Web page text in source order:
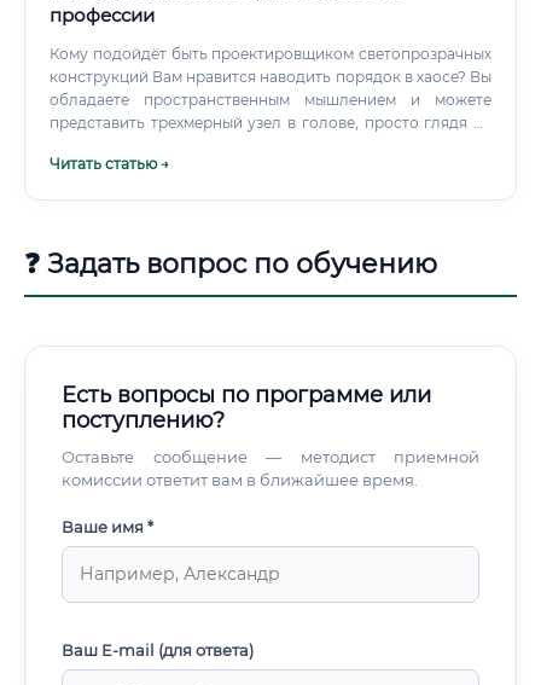
профессии
Кому подойдёт быть проектировщиком светопрозрачных
конструкций Вам нравится наводить порядок в хаосе? Вы
обладаете пространственным мышлением и можете
представить трехмерный узел в голове, просто глядя на
неопределенности в духе «я так вижу».
Читать статью →
❓ Задать вопрос по обучению
Есть вопросы по программе или
поступлению?
Оставьте сообщение — методист приемной
комиссии ответит вам в ближайшее время.
Ваше имя *
Ваш E-mail (для ответа)